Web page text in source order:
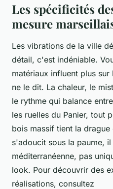
Les spécificités
mesure
Les vibrations de la ville
détail, c'est indéniable.
matériaux influent plus
ne le dit. La chaleur, le
le rythme qui balance
les ruelles du Panier, tout
bois massif tient la
s'adoucit sous la paume,
méditerranéenne, pas
look. Pour découvrir des
réalisations, consultez